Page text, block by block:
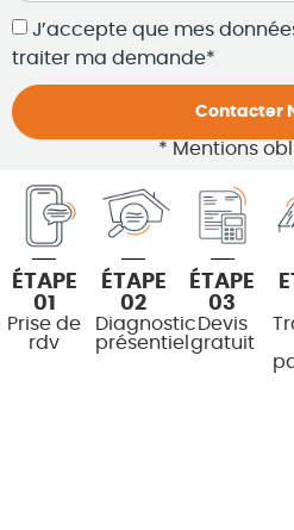
J’accepte que mes
traiter ma demande*
Contacter
* Mentions
ÉTAPE
01
Prise de
rdv
ÉTAPE
02
Diagnostic
présentiel
ÉTAPE
03
Devis
gratuit